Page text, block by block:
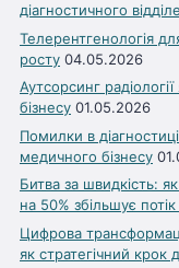
діагностичного
Телерентгенологія
росту 04.05.2026
Аутсорсинг
бізнесу 01.05.2026
Помилки в
медичного бізнесу
Битва за швидкість:
на 50% збільшує потік
Цифрова
як стратегічний крок